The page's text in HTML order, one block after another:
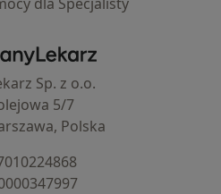
ZnanyLekarz - Strona główna
Sp. z o.o.
5/7
Polska